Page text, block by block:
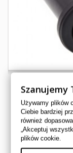
ZESTAW
Szanujemy
Używamy plików
Ciebie bardziej
również
„Akceptuj
plików cookie.